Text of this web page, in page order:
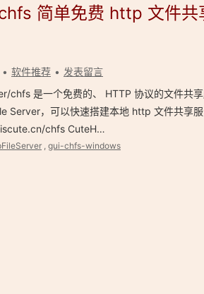
简单免费 http 文件共
软件推荐
发表留言
chfs 是一个免费的、 HTTP 协议的文件共
Server，可以快速搭建本地 http 文件共享
chfs CuteH…
, gui-chfs-windows